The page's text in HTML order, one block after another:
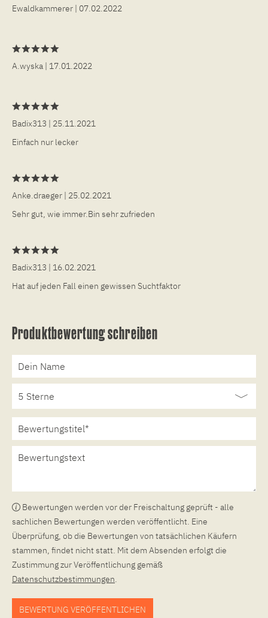
Ewaldkammerer | 07.02.2022
A.wyska | 17.01.2022
Badix313 | 25.11.2021
Einfach nur lecker
Anke.draeger | 25.02.2021
Sehr gut, wie immer.Bin sehr zufrieden
Badix313 | 16.02.2021
Hat auf jeden Fall einen gewissen Suchtfaktor
Produktbewertung schreiben
Bewertungen werden vor der Freischaltung geprüft - alle
sachlichen Bewertungen werden veröffentlicht. Eine
Überprüfung, ob die Bewertungen von tatsächlichen Käufern
stammen, findet nicht statt. Mit dem Absenden erfolgt die
Zustimmung zur Veröffentlichung gemäß
Datenschutzbestimmungen.
BEWERTUNG VERÖFFENTLICHEN